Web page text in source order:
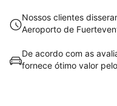
Nossos clientes
Aeroporto de
De acordo com as
fornece ótimo valor